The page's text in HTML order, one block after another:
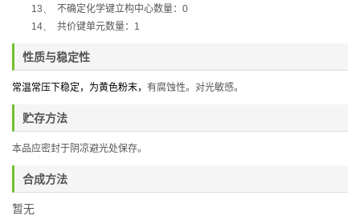
13、
不确定化学键立构中心数量： 0
14、
共价键单元数量： 1
性质与稳定性
常温常压下稳定， 为黄色粉末， 有腐蚀性。对光敏感。
贮存方法
本品应密封于阴凉避光处保存。
合成方法
暂无